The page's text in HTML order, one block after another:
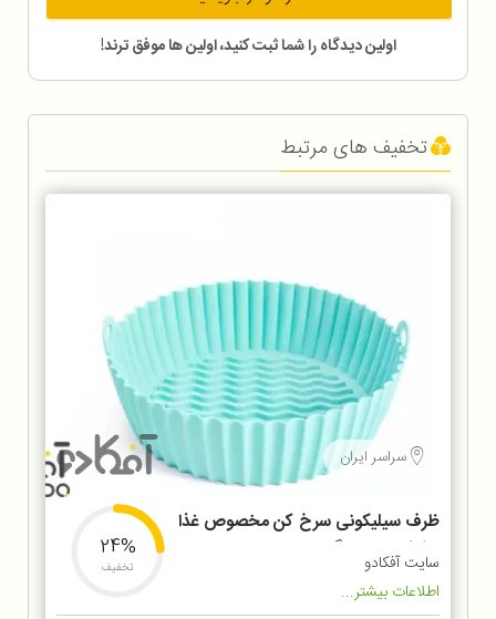
اولین دیدگاه را شما ثبت کنید، اولین ها موفق ترند!
تخفیف های مرتبط
سراسر ایران
ظرف سیلیکونی سرخ کن مخصوص غذا
و کیک سایز بزرگ
سایت آفکادو
اطلاعات بیشتر...
24%
تخفیف